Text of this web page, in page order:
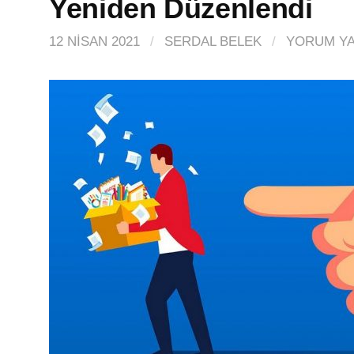
Yeniden Düzenlendi
12 NISAN 2021 / SERDAL BELEK / YORUM